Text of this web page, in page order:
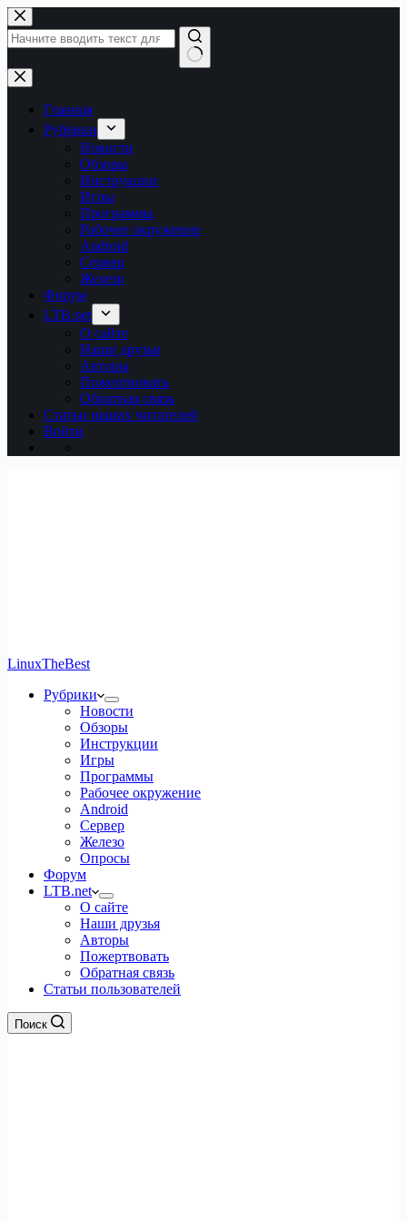
Перейти
к
сути
Ничего
не
найденоГлавная
Рубрики
Новости
Обзоры
Инструкции
Игры
Программы
Рабочее окружение
Android
Сервер
Железо
Форум
LTB.net
О сайте
Наши друзья
Авторы
Пожертвовать
Обратная связь
Статьи наших читателей
Войти
LinuxTheBest
Рубрики
Новости
Обзоры
Инструкции
Игры
Программы
Рабочее окружение
Android
Сервер
Железо
Опросы
Форум
LTB.net
О сайте
Наши друзья
Авторы
Пожертвовать
Обратная связь
Статьи пользователей
Поиск